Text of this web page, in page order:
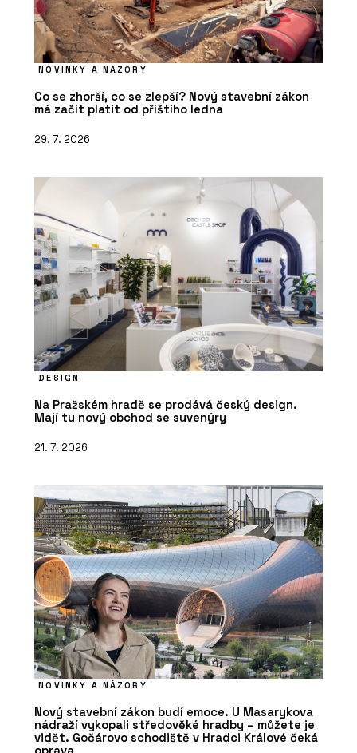
NOVINKY A NÁZORY
Co se zhorší, co se zlepší? Nový stavební zákon
má začít platit od příštího ledna
29. 7. 2026
DESIGN
Na Pražském hradě se prodává český design.
Mají tu nový obchod se suvenýry
21. 7. 2026
NOVINKY A NÁZORY
Nový stavební zákon budí emoce. U Masarykova
nádraží vykopali středověké hradby – můžete je
vidět. Gočárovo schodiště v Hradci Králové čeká